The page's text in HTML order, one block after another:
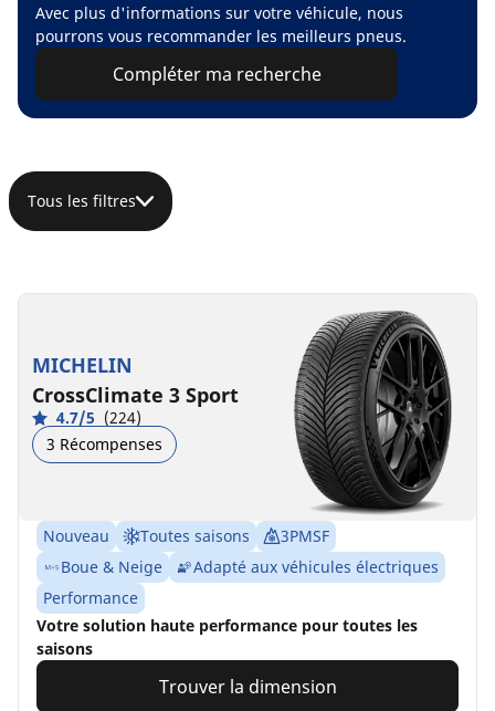
Avec plus d'informations sur votre véhicule, nous
pourrons vous recommander les meilleurs pneus.
Compléter ma recherche
Tous les filtres
MICHELIN
CrossClimate 3 Sport
4.7/5 (224)
3 Récompenses
Nouveau Toutes saisons
3PMSF
Boue & Neige
Adapté aux véhicules électriques
Performance
Votre solution haute performance pour toutes les
saisons
Trouver la dimension